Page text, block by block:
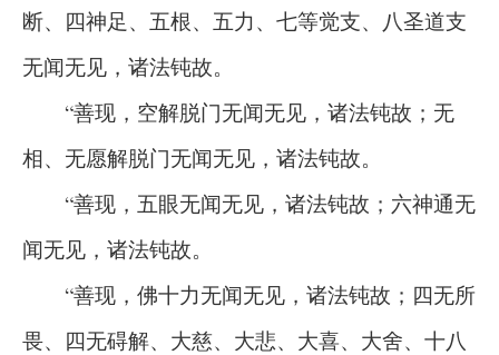
断、四神足、五根、五力、七等觉支、八圣道支
无闻无见，诸法钝故。
“善现，空解脱门无闻无见，诸法钝故；无
相、无愿解脱门无闻无见，诸法钝故。
“善现，五眼无闻无见，诸法钝故；六神通无
闻无见，诸法钝故。
“善现，佛十力无闻无见，诸法钝故；四无所
畏、四无碍解、大慈、大悲、大喜、大舍、十八